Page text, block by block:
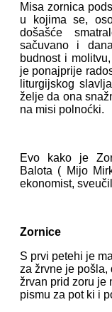
Misa zornica
u kojima se,
došašće
sačuvano i
budnost i
je ponajprije
liturgijskog
želje da ona
na misi polnoćki.
Evo kako je
Balota ( Mijo
ekonomist,
Zornice
S prvi petehi je
za žrvne je pošla,
žrvan prid zoru je
pismu za pot ki i